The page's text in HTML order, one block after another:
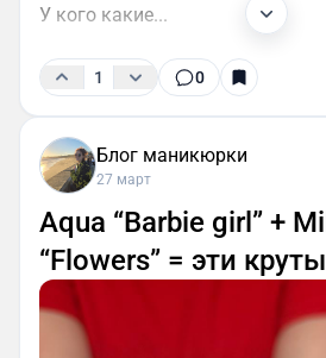
У кого какие...
1 0
Блог маникюрки
27 март
Aqua “Barbie girl” +
“Flowers” = эти